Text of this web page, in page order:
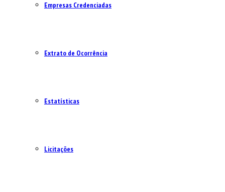
Empresas Credenciadas
Extrato de Ocorrência
Estatísticas
Licitações